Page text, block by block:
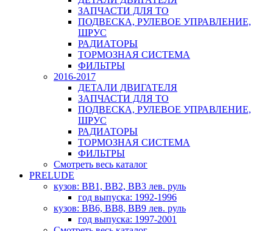
ЗАПЧАСТИ ДЛЯ ТО
ПОДВЕСКА, РУЛЕВОЕ УПРАВЛЕНИЕ,
ШРУС
РАДИАТОРЫ
ТОРМОЗНАЯ СИСТЕМА
ФИЛЬТРЫ
2016-2017
ДЕТАЛИ ДВИГАТЕЛЯ
ЗАПЧАСТИ ДЛЯ ТО
ПОДВЕСКА, РУЛЕВОЕ УПРАВЛЕНИЕ,
ШРУС
РАДИАТОРЫ
ТОРМОЗНАЯ СИСТЕМА
ФИЛЬТРЫ
Смотреть весь каталог
PRELUDE
кузов: BB1, BB2, BB3 лев. руль
год выпуска: 1992-1996
кузов: BB6, BB8, BB9 лев. руль
год выпуска: 1997-2001